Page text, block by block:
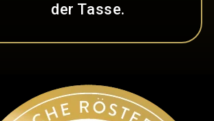
der Tasse.